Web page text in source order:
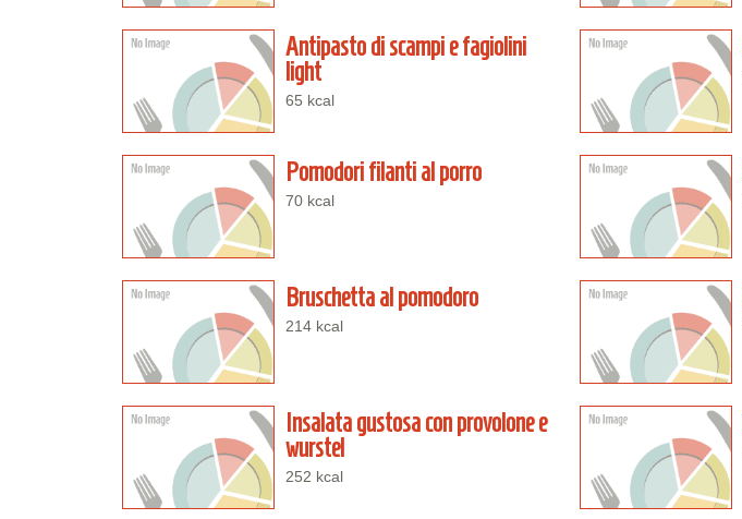
Antipasto di scampi e fagiolini
light
65 kcal
Pomodori filanti al porro
70 kcal
Bruschetta al pomodoro
214 kcal
Insalata gustosa con provolone e
wurstel
252 kcal